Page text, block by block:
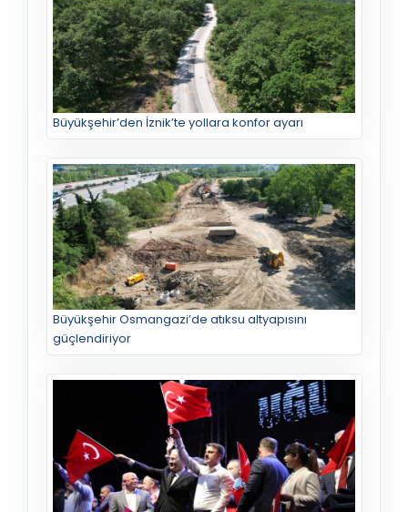
Büyükşehir’den İznik’te yollara konfor ayarı
Büyükşehir Osmangazi’de atıksu altyapısını
güçlendiriyor